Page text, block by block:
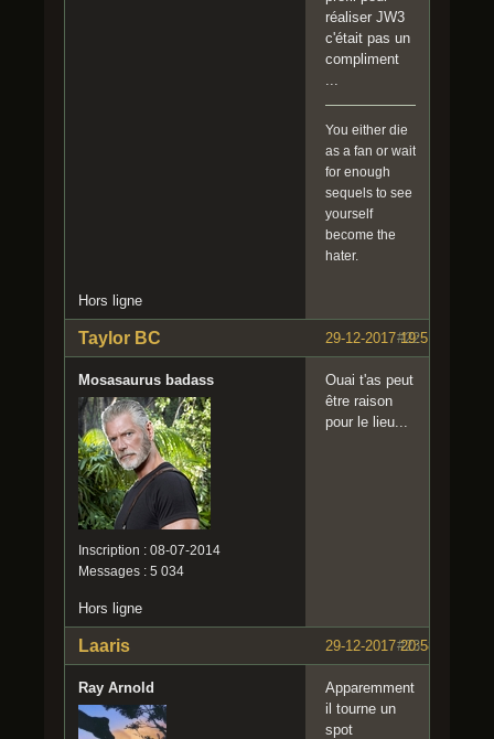
réaliser JW3
c'était pas un
compliment
You either die
as a fan or wait
for enough
sequels to see
yourself
become the
hater.
Hors ligne
#22
29-12-2017 19:51:50
Taylor BC
Mosasaurus badass
Inscription : 08-07-2014
Messages : 5 034
Ouai t'as peut
être raison
pour le lieu...
Hors ligne
#23
29-12-2017 20:58:07
Laaris
Ray Arnold
Apparemment
il tourne un
spot